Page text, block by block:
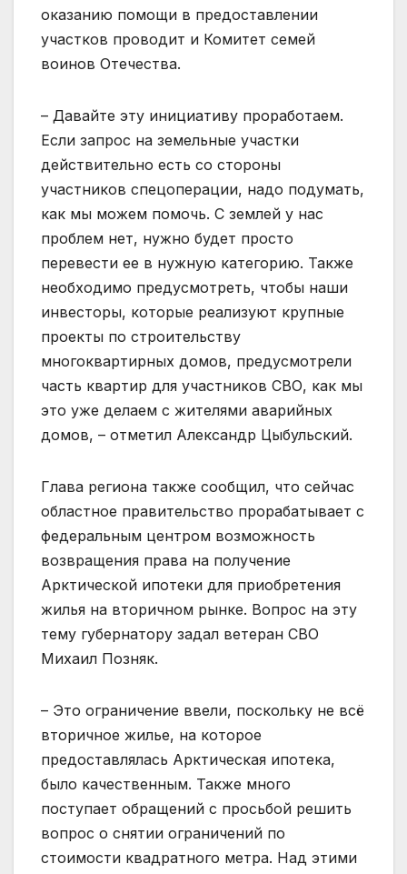
оказанию помощи в предоставлении
участков проводит и Комитет семей
воинов Отечества.
– Давайте эту инициативу проработаем.
Если запрос на земельные участки
действительно есть со стороны
участников спецоперации, надо подумать,
как мы можем помочь. С землей у нас
проблем нет, нужно будет просто
перевести ее в нужную категорию. Также
необходимо предусмотреть, чтобы наши
инвесторы, которые реализуют крупные
проекты по строительству
многоквартирных домов, предусмотрели
часть квартир для участников СВО, как мы
это уже делаем с жителями аварийных
домов, – отметил Александр Цыбульский.
Глава региона также сообщил, что сейчас
областное правительство прорабатывает с
федеральным центром возможность
возвращения права на получение
Арктической ипотеки для приобретения
жилья на вторичном рынке. Вопрос на эту
тему губернатору задал ветеран СВО
Михаил Позняк.
– Это ограничение ввели, поскольку не всё
вторичное жилье, на которое
предоставлялась Арктическая ипотека,
было качественным. Также много
поступает обращений с просьбой решить
вопрос о снятии ограничений по
стоимости квадратного метра. Над этими